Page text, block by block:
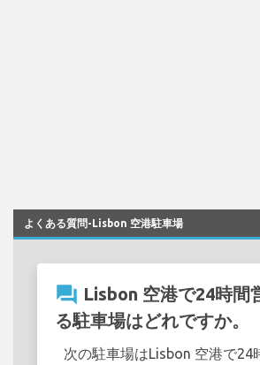
よくある質問-Lisbon 空港駐車場
question_answer Lisbon 空港で24時間
る駐車場はどれですか。
次の駐車場はLisbon 空港で24